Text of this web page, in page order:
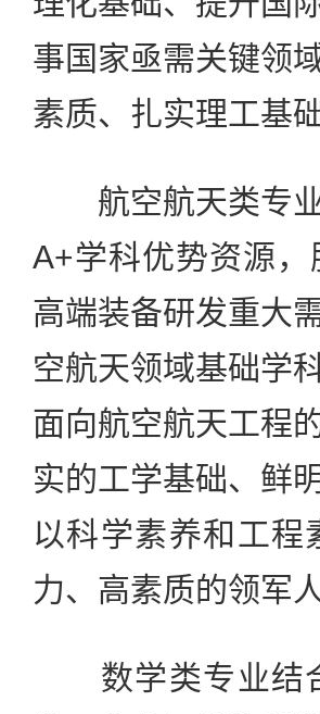
事国家亟需关键领
素质、扎实理工基
航空航天类专业
A+学科优势资源
高端装备研发重大
空航天领域基础学
面向航空航天工程
实的工学基础、鲜
以科学素养和工程
力、高素质的领军人
数学类专业结合